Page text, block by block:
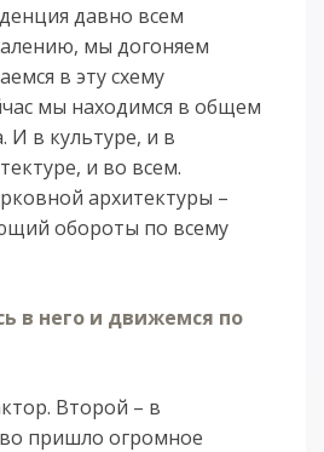
давно всем
мы догоняем
в эту схему
мы находимся в общем
И в культуре, и в
и во всем.
архитектуры –
обороты по всему
в него и движемся по
Второй – в
пришло огромное